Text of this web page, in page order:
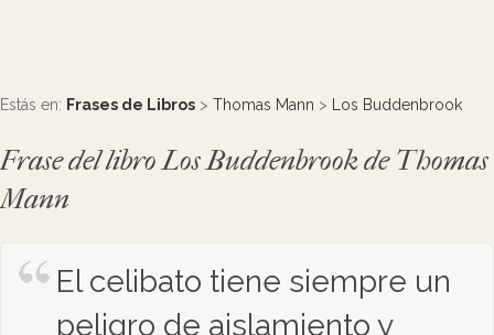
Estás en: Frases de Libros > Thomas Mann > Los Buddenbrook
Frase del libro Los Buddenbrook de Thomas
Mann
El celibato tiene siempre un
peligro de aislamiento y